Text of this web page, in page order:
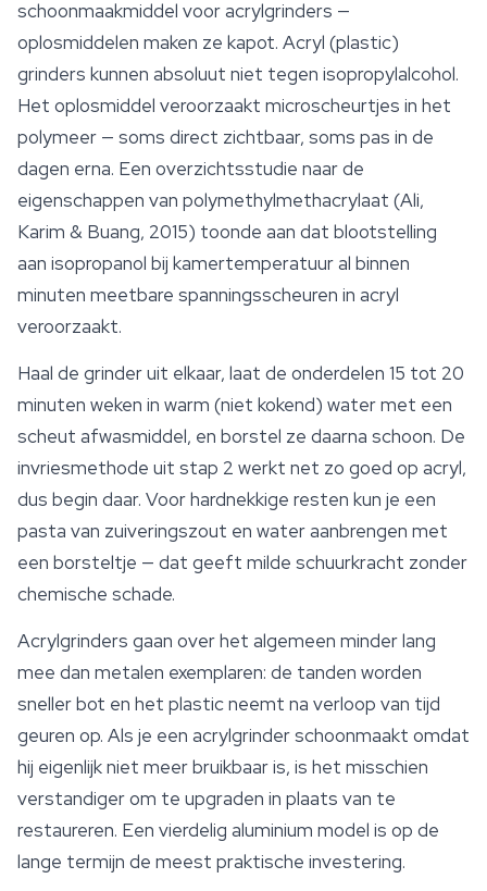
schoonmaakmiddel voor acrylgrinders —
oplosmiddelen maken ze kapot. Acryl (plastic)
grinders kunnen absoluut niet tegen isopropylalcohol.
Het oplosmiddel veroorzaakt microscheurtjes in het
polymeer — soms direct zichtbaar, soms pas in de
dagen erna. Een overzichtsstudie naar de
eigenschappen van polymethylmethacrylaat (Ali,
Karim & Buang, 2015) toonde aan dat blootstelling
aan isopropanol bij kamertemperatuur al binnen
minuten meetbare spanningsscheuren in acryl
veroorzaakt.
Haal de grinder uit elkaar, laat de onderdelen 15 tot 20
minuten weken in warm (niet kokend) water met een
scheut afwasmiddel, en borstel ze daarna schoon. De
invriesmethode uit stap 2 werkt net zo goed op acryl,
dus begin daar. Voor hardnekkige resten kun je een
pasta van zuiveringszout en water aanbrengen met
een borsteltje — dat geeft milde schuurkracht zonder
chemische schade.
Acrylgrinders gaan over het algemeen minder lang
mee dan metalen exemplaren: de tanden worden
sneller bot en het plastic neemt na verloop van tijd
geuren op. Als je een acrylgrinder schoonmaakt omdat
hij eigenlijk niet meer bruikbaar is, is het misschien
verstandiger om te upgraden in plaats van te
restaureren. Een vierdelig aluminium model is op de
lange termijn de meest praktische investering.